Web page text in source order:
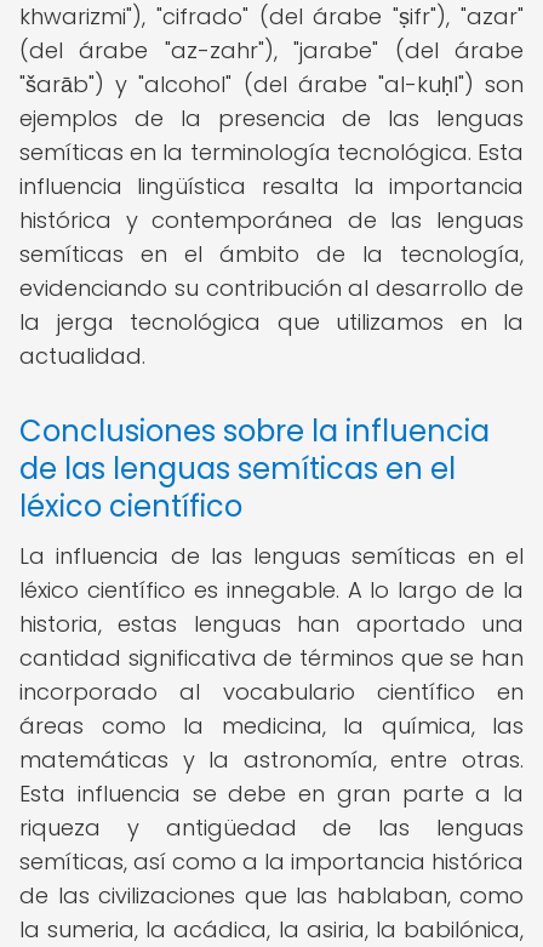
khwarizmi"), "cifrado" (del árabe "ṣifr"), "azar"
(del árabe "az-zahr"), "jarabe" (del árabe
"šarāb") y "alcohol" (del árabe "al-kuḥl") son
ejemplos de la presencia de las lenguas
semíticas en la terminología tecnológica. Esta
influencia lingüística resalta la importancia
histórica y contemporánea de las lenguas
semíticas en el ámbito de la tecnología,
evidenciando su contribución al desarrollo de
la jerga tecnológica que utilizamos en la
actualidad.
Conclusiones sobre la influencia
de las lenguas semíticas en el
léxico científico
La influencia de las lenguas semíticas en el
léxico científico es innegable. A lo largo de la
historia, estas lenguas han aportado una
cantidad significativa de términos que se han
incorporado al vocabulario científico en
áreas como la medicina, la química, las
matemáticas y la astronomía, entre otras.
Esta influencia se debe en gran parte a la
riqueza y antigüedad de las lenguas
semíticas, así como a la importancia histórica
de las civilizaciones que las hablaban, como
la sumeria, la acádica, la asiria, la babilónica,